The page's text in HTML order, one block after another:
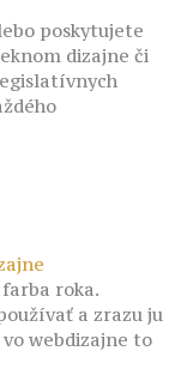
poskytujete
dizajne či
roka.
a zrazu ju
webdizajne to